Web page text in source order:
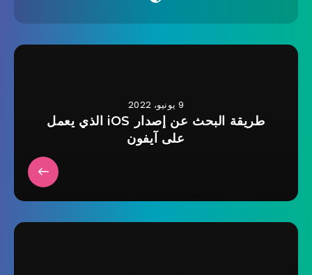
9 يونيو، 2022
طريقة البحث عن إصدار iOS الذي يعمل
على آيفون